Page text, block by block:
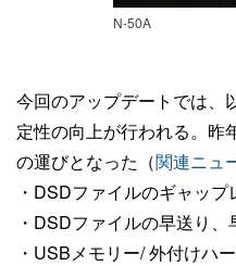
N-50A
今回のアップデートでは、
定性の向上が行われる。昨
の運びとなった（関連ニュ
・DSDファイルのギャッ
・DSDファイルの早送り
・USBメモリー/ 外付けハ